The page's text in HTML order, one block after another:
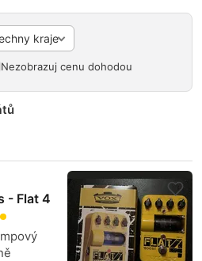
kraje
Nezobrazuj cenu dohodou
- Flat 4